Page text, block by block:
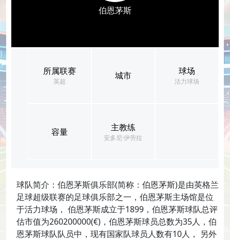
伯恩茅斯
所属联赛
英超
城市 球场
活力球场
容量 主教练
安多尼·伊劳拉
球队简介：伯恩茅斯俱乐部(简称：伯恩茅斯)是由英格兰
足球超级联赛的足球俱乐部之一，伯恩茅斯主场馆是位
于活力球场， 伯恩茅斯成立于1899，伯恩茅斯球队总评
估市值为260200000(€)，伯恩茅斯球员总数为35人，伯
恩茅斯球队队员中，现有国家队球员人数有10人， 另外